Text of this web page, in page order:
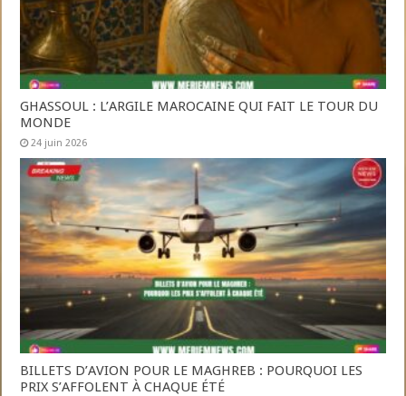
GHASSOUL : L’ARGILE MAROCAINE QUI FAIT LE TOUR DU
MONDE
24 juin 2026
BILLETS D’AVION POUR LE MAGHREB : POURQUOI LES
PRIX S’AFFOLENT À CHAQUE ÉTÉ